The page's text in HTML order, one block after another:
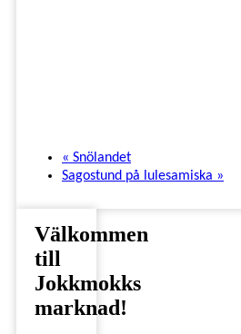
« Snölandet
Sagostund på lulesamiska »
Välkommen
till
Jokkmokks
marknad!